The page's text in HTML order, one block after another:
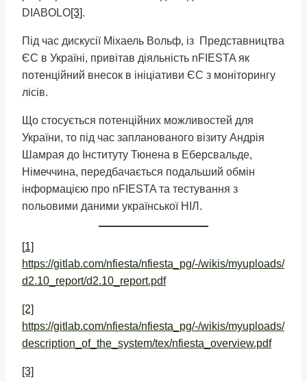
DIABOLO [3] .
Під час дискусії Міхаель Вольф, із Представництва
ЄС в Україні, привітав діяльність nFIESTA як
потенційний внесок в ініціативи ЄС з моніторингу
лісів.
Що стосується потенційних можливостей для
України, то під час запланованого візиту Андрія
Шамрая до Інституту Тюнена в Еберсвальде,
Німеччина, передбачається подальший обмін
інформацією про nFIESTA та тестування з
польовими даними української НІЛ.
1]
https://gitlab.com/nfiesta/nfiesta_pg/-/wikis/myuploads/
d2.10_report/d2.10_report.pdf
[2]
https://gitlab.com/nfiesta/nfiesta_pg/-/wikis/myuploads/
description_of_the_system/tex/nfiesta_overview.pdf
[3]